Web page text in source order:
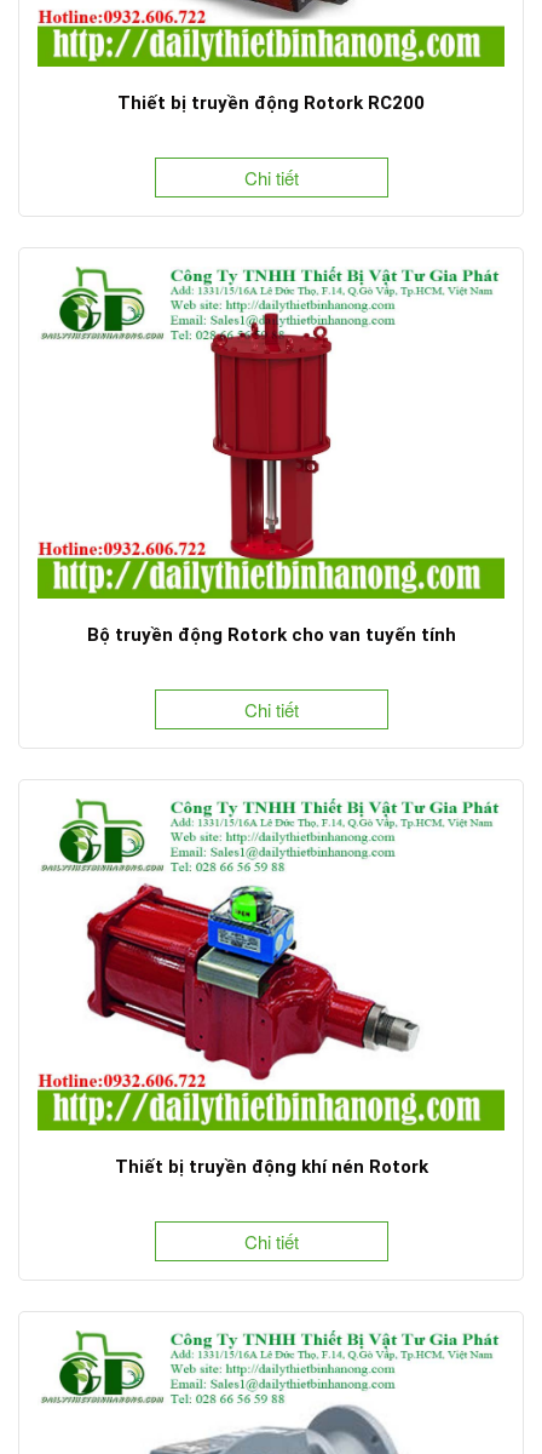
Thiết bị truyền động Rotork RC200
Chi tiết
Bộ truyền động Rotork cho van tuyến tính
Chi tiết
Thiết bị truyền động khí nén Rotork
Chi tiết